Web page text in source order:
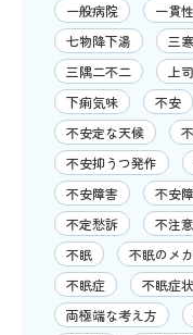
一般病院
一貫性
七物降下湯
三
三隅二不二
上司
下痢気味
不安
不安定な天候
不安抑うつ発作
不安障害
不安
不定愁訴
不注意
不眠
不眠のメ
不眠症
不眠症状
両極端な考え方